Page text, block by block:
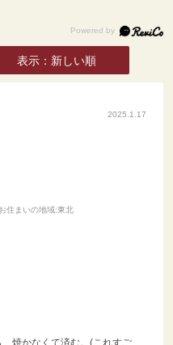
表示：新しい順
2025.1.17
お住まいの地域:東北
焼かなくて済む。(これすご